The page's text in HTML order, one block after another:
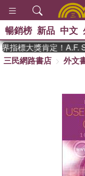
暢銷榜 新品 中文
標大獎肯定！A.F.
三民網路書店
外文